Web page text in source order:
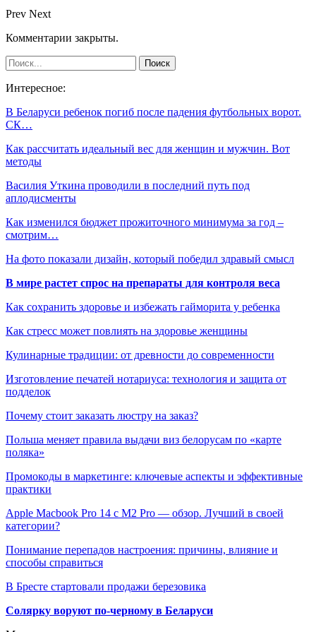
Prev Next
Комментарии закрыты.
Интересное:
В Беларуси ребенок погиб после падения футбольных ворот.
СК…
Как рассчитать идеальный вес для женщин и мужчин. Вот
методы
Василия Уткина проводили в последний путь под
аплодисменты
Как изменился бюджет прожиточного минимума за год –
смотрим…
На фото показали дизайн, который победил здравый смысл
В мире растет спрос на препараты для контроля веса
Как сохранить здоровье и избежать гайморита у ребенка
Как стресс может повлиять на здоровье женщины
Кулинарные традиции: от древности до современности
Изготовление печатей нотариуса: технология и защита от
подделок
Почему стоит заказать люстру на заказ?
Польша меняет правила выдачи виз белорусам по «карте
поляка»
Промокоды в маркетинге: ключевые аспекты и эффективные
практики
Apple Macbook Pro 14 с M2 Pro — обзор. Лучший в своей
категории?
Понимание перепадов настроения: причины, влияние и
способы справиться
В Бресте стартовали продажи березовика
Солярку воруют по-черному в Беларуси